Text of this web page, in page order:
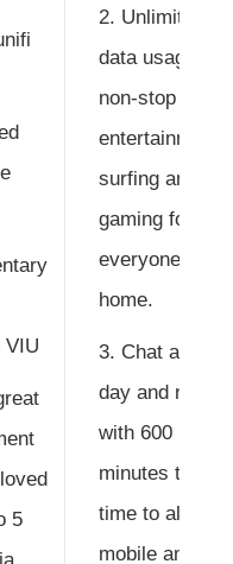
VIU
5
Unlimited
data usage for
non-stop
entertainment,
surfing and
gaming for
everyone at
home.
Chat all
day and night
with 600
minutes talk
time to all
mobile and